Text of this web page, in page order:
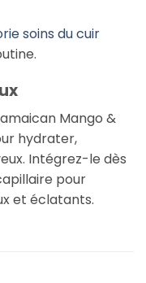
soins du cuir
Mango &
hydrater,
Intégrez-le dès
pour
et éclatants.